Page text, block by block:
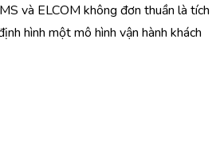
và ELCOM không đơn thuần là tích
hình một mô hình vận hành khách